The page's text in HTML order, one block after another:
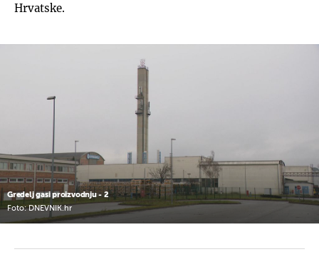
Hrvatske.
Gredelj gasi proizvodnju - 2
Foto: DNEVNIK.hr